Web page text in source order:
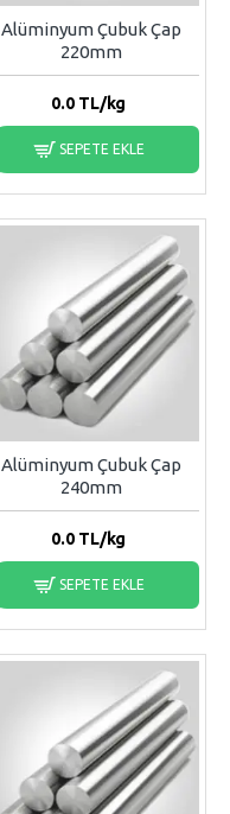
Alüminyum Çubuk Çap
220mm
0.0TL/kg
SEPETE EKLE
Alüminyum Çubuk Çap
240mm
0.0TL/kg
SEPETE EKLE